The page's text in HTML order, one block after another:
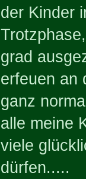
der Kinder
grad
erfeuen an
ganz
alle meine
viele
dürfen.....